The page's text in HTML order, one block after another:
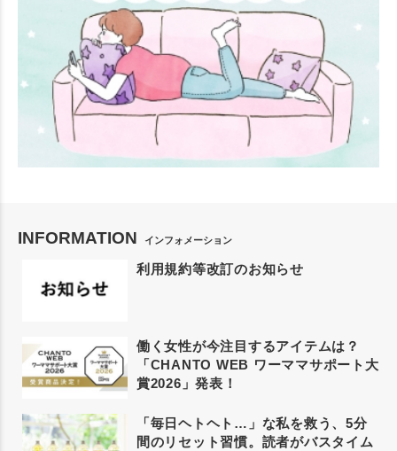
INFORMATION インフォメーション
利用規約等改訂のお知らせ
働く女性が今注目するアイテムは？
「CHANTO WEB ワーママサポート大
賞2026」発表！
「毎日ヘトヘト…」な私を救う、5分
間のリセット習慣。読者がバスタイム